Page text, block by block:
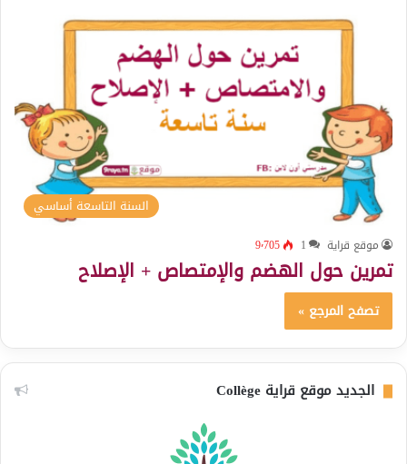
السنة التاسعة أساسي
موقع قراية 1 9٬705
تمرين حول الهضم والإمتصاص + الإصلاح
تصفح المرجع »
الجديد موقع قراية Collège